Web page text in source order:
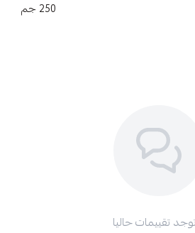
، بدون خطوط وبدون تعب!
و ﻧﺘﻴﺠﺔ ﺳﺮﻳﻌﺔ و ﺳﻬﻠﺔ و ﻟﻤﻌﺔ ﻋﺎﻟﻴﺔ
250 جم
تقييمات حاليا